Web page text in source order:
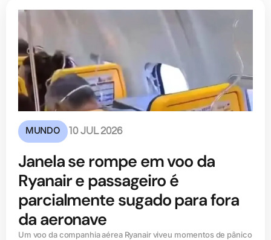
MUNDO 10 JUL 2026
Janela se rompe em voo da
Ryanair e passageiro é
parcialmente sugado para fora
da aeronave
Um voo da companhia aérea Ryanair viveu momentos de pânico